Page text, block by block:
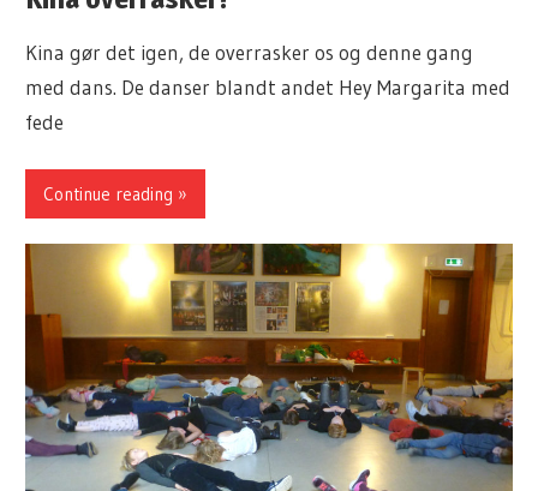
Kina gør det igen, de overrasker os og denne gang
med dans. De danser blandt andet Hey Margarita med
fede
Continue reading »